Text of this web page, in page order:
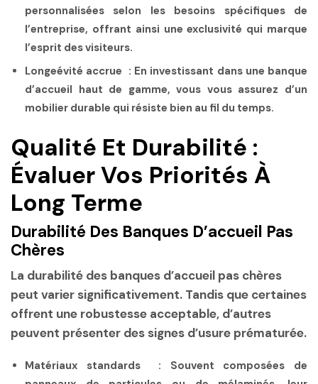
personnalisées selon les besoins spécifiques de
l’entreprise, offrant ainsi une exclusivité qui marque
l’esprit des visiteurs.
Longeévité accrue : En investissant dans une banque
d’accueil haut de gamme, vous vous assurez d’un
mobilier durable qui résiste bien au fil du temps.
Qualité Et Durabilité :
Évaluer Vos Priorités À
Long Terme
Durabilité Des Banques D’accueil Pas
Chères
La durabilité des banques d’accueil pas chères
peut varier significativement. Tandis que certaines
offrent une robustesse acceptable, d’autres
peuvent présenter des signes d’usure prématurée.
Matériaux standards : Souvent composées de